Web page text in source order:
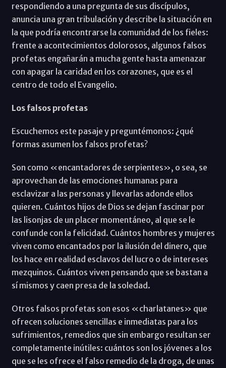
respondiendo a una pregunta de sus discípulos,
anuncia una gran tribulación y describe la situación en
la que podría encontrarse la comunidad de los fieles:
frente a acontecimientos dolorosos, algunos falsos
profetas engañarán a mucha gente hasta amenazar
con apagar la caridad en los corazones, que es el
centro de todo el Evangelio.
Los falsos profetas
Escuchemos este pasaje y preguntémonos: ¿qué
formas asumen los falsos profetas?
Son como «encantadores de serpientes», o sea, se
aprovechan de las emociones humanas para
esclavizar a las personas y llevarlas adonde ellos
quieren. Cuántos hijos de Dios se dejan fascinar por
las lisonjas de un placer momentáneo, al que se le
confunde con la felicidad. Cuántos hombres y mujeres
viven como encantados por la ilusión del dinero, que
los hace en realidad esclavos del lucro o de intereses
mezquinos. Cuántos viven pensando que se bastan a
sí mismos y caen presa de la soledad.
Otros falsos profetas son esos «charlatanes» que
ofrecen soluciones sencillas e inmediatas para los
sufrimientos, remedios que sin embargo resultan ser
completamente inútiles: cuántos son los jóvenes a los
que se les ofrece el falso remedio de la droga, de unas